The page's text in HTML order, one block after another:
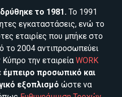
το 1981. Το 1991
εγκαταστάσεις, ενώ το
εταιρίες που μπήκε στο
το 2004 αντιπροσωπεύει
την εταιρεία WORK
έμπειρο προσωπικό και
εξοπλισμό ώστε να